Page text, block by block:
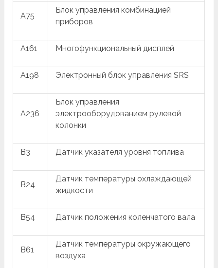
A75
Блок управления комбинацией
приборов
A161 Многофункциональный дисплей
A198 Электронный блок управления SRS
A236
Блок управления
электрооборудованием рулевой
колонки
B3 Датчик указателя уровня топлива
B24
Датчик температуры охлаждающей
жидкости
B54 Датчик положения коленчатого вала
B61
Датчик температуры окружающего
воздуха